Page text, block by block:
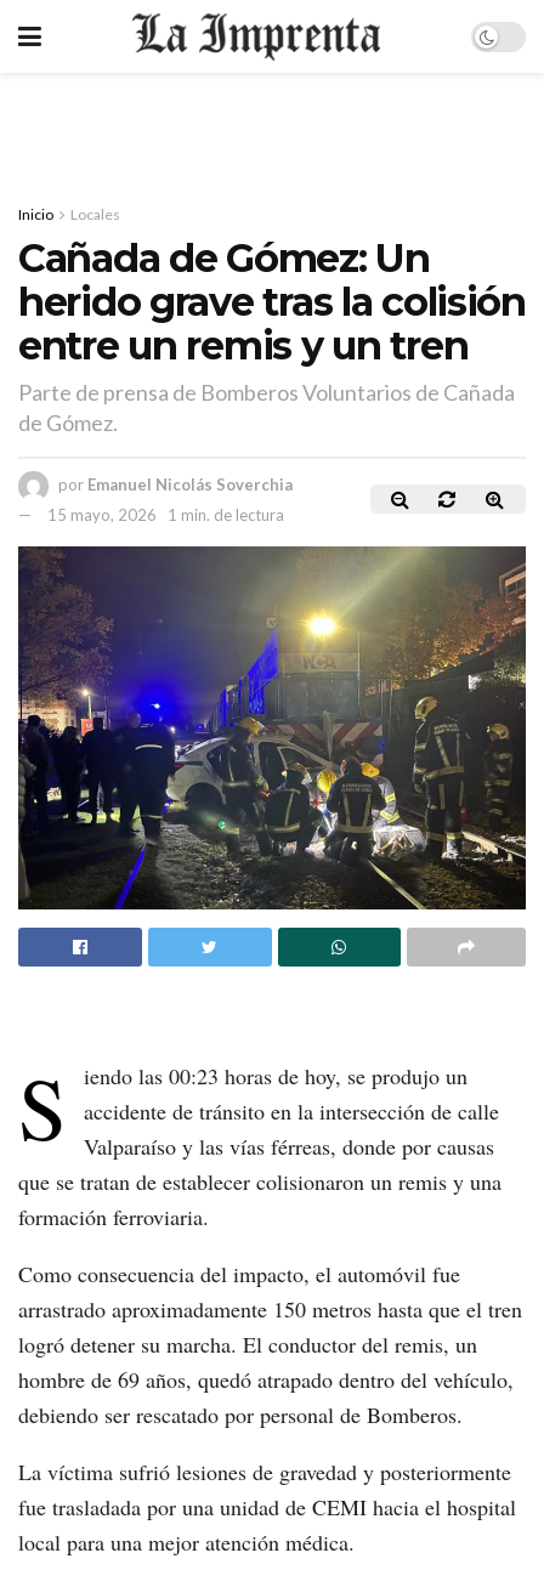
Inicio Locales
Cañada de Gómez: Un
herido grave tras la colisión
entre un remis y un tren
Parte de prensa de Bomberos Voluntarios de Cañada
de Gómez.
por Emanuel Nicolás Soverchia
15 mayo, 2026
1 min. de lectura
S
iendo las 00:23 horas de hoy, se produjo un
accidente de tránsito en la intersección de calle
Valparaíso y las vías férreas, donde por causas
que se tratan de establecer colisionaron un remis y una
formación ferroviaria.
Como consecuencia del impacto, el automóvil fue
arrastrado aproximadamente 150 metros hasta que el tren
logró detener su marcha. El conductor del remis, un
hombre de 69 años, quedó atrapado dentro del vehículo,
debiendo ser rescatado por personal de Bomberos.
La víctima sufrió lesiones de gravedad y posteriormente
fue trasladada por una unidad de CEMI hacia el hospital
local para una mejor atención médica.